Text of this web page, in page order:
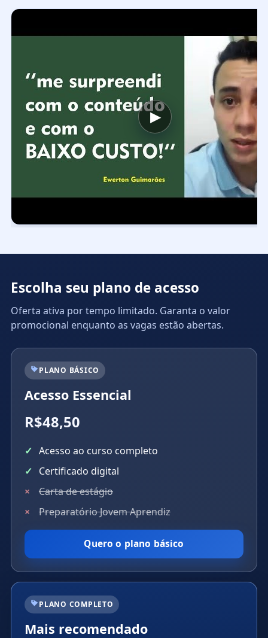
▶
Escolha seu plano de acesso
Oferta ativa por tempo limitado. Garanta o valor
promocional enquanto as vagas estão abertas.
PLANO BÁSICO
Acesso Essencial
R$48,50
Acesso ao curso completo
Certificado digital
Carta de estágio
Preparatório Jovem Aprendiz
Quero o plano básico
PLANO COMPLETO
Mais recomendado